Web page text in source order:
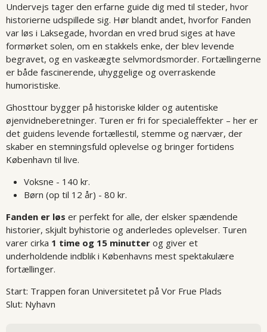
Undervejs tager den erfarne guide dig med til steder, hvor
historierne udspillede sig. Hør blandt andet, hvorfor Fanden
var løs i Laksegade, hvordan en vred brud siges at have
formørket solen, om en stakkels enke, der blev levende
begravet, og en vaskeægte selvmordsmorder. Fortællingerne
er både fascinerende, uhyggelige og overraskende
humoristiske.
Ghosttour bygger på historiske kilder og autentiske
øjenvidneberetninger. Turen er fri for specialeffekter – her er
det guidens levende fortællestil, stemme og nærvær, der
skaber en stemningsfuld oplevelse og bringer fortidens
København til live.
Voksne - 140 kr.
Børn (op til 12 år) - 80 kr.
Fanden er løs er perfekt for alle, der elsker spændende
historier, skjult byhistorie og anderledes oplevelser. Turen
varer cirka 1 time og 15 minutter og giver et
underholdende indblik i Københavns mest spektakulære
fortællinger.
Start: Trappen foran Universitetet på Vor Frue Plads
Slut: Nyhavn